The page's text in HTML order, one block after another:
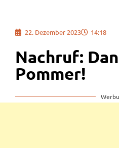
22. Dezember 2023 14:18
Nachruf:
Pommer!